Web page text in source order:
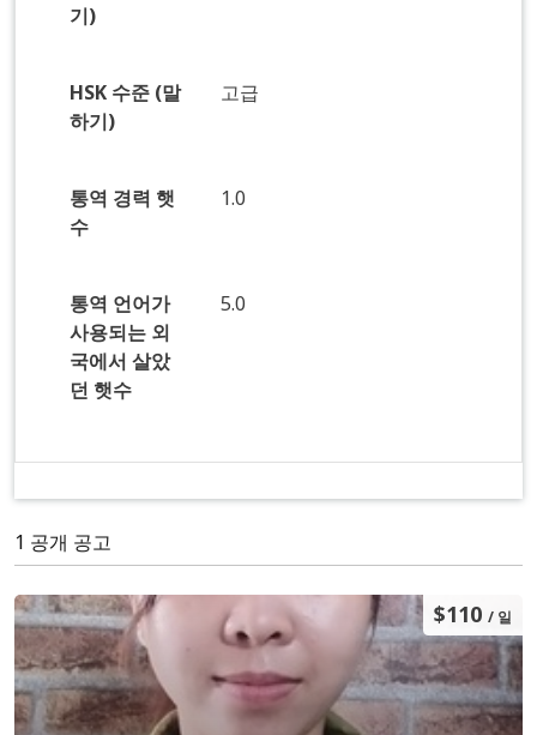
기)
HSK 수준 (말
하기)
고급
통역 경력 햇
수
1.0
통역 언어가
사용되는 외
국에서 살았
던 햇수
5.0
1 공개 공고
$110 / 일